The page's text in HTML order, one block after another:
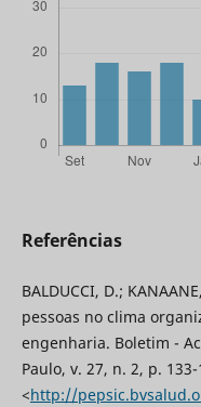
Referências
BALDUCCI, D.;
pessoas no clima
engenharia. Boletim -
Paulo, v. 27, n. 2, p.
<http://